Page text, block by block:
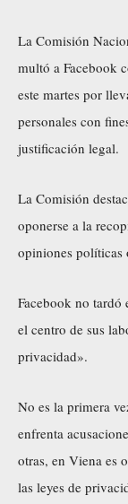
La Comisión
multó a Facebook
este martes por
personales con
justificación legal.
La Comisión
oponerse a la
opiniones políticas
Facebook no tardó
el centro de sus
privacidad».
No es la primera
enfrenta
otras, en Viena es
las leyes de